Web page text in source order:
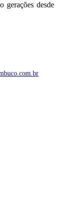
gerações desde
.com.br